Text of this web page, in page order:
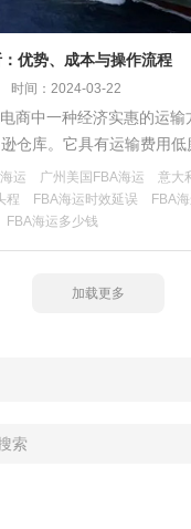
优势、成本与操作流程
时间：2024-03-22
商中一种经济实惠的运输
仓库。它具有运输费用低
长且对前期工作要求较高
流程，对卖家在跨境电商
运 广州美国FBA海运
意大
程
FBA海运时效延误
FBA
FBA海运多少钱
加载更多